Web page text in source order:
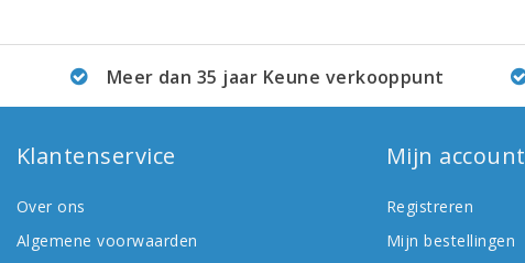
Meer dan 35 jaar Keune verkooppunt
Klantenservice
Over ons
Algemene voorwaarden
Mijn account
Registreren
Mijn bestellingen